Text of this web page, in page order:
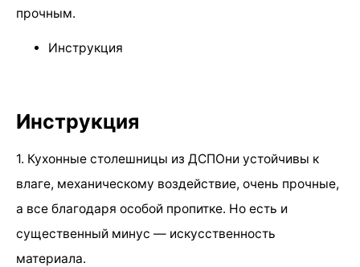
прочным.
Инструкция
Инструкция
1. Кухонные столешницы из ДСПОни устойчивы к
влаге, механическому воздействие, очень прочные,
а все благодаря особой пропитке. Но есть и
существенный минус — искусственность
материала.